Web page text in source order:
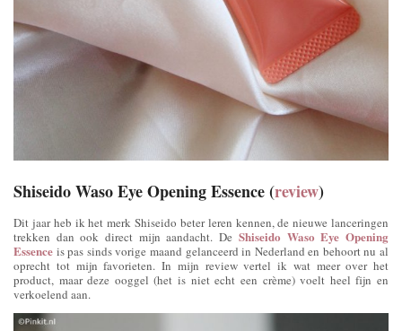
Shiseido Waso Eye Opening Essence(review)
Dit jaar heb ik het merk Shiseido beter leren kennen, de nieuwe lanceringen
trekken dan ook direct mijn aandacht. De Shiseido Waso Eye Opening
Essence is pas sinds vorige maand gelanceerd in Nederland en behoort nu al
oprecht tot mijn favorieten. In mijn review vertel ik wat meer over het
product, maar deze ooggel (het is niet echt een crème) voelt heel fijn en
verkoelend aan.